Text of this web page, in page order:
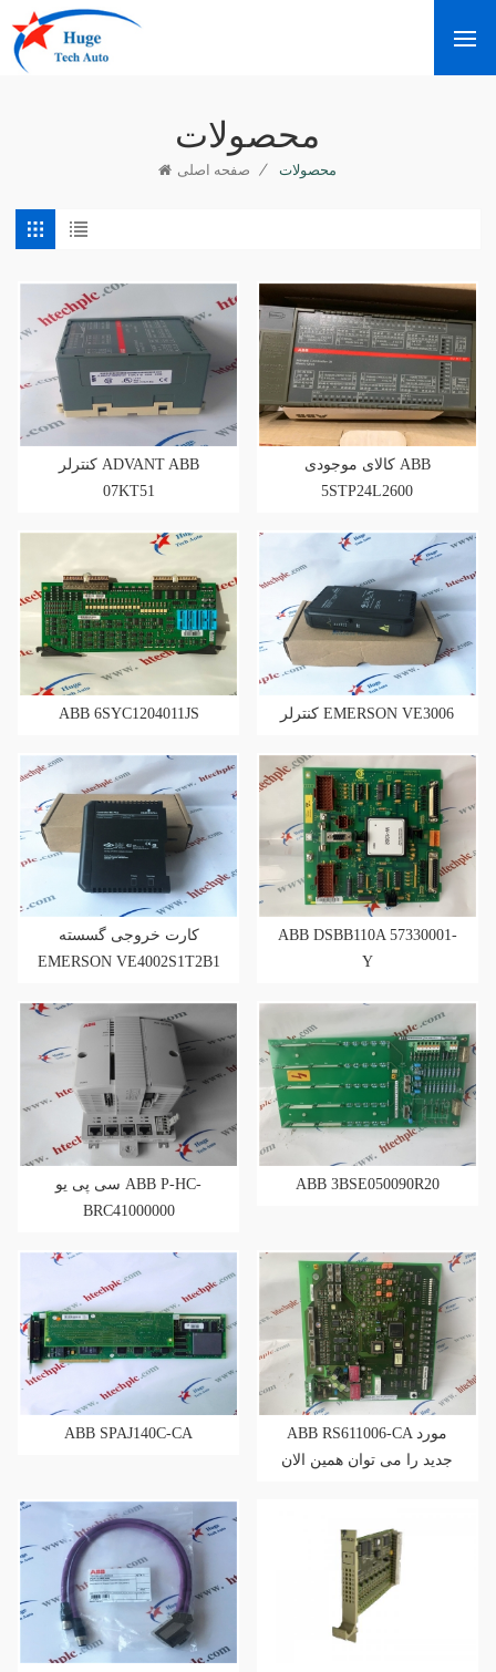
محصولات
صفحه اصلی / محصولات
کنترلر ADVANT ABB
07KT51
کالای موجودی ABB
5STP24L2600
ABB 6SYC1204011JS کنترلر EMERSON VE3006
کارت خروجی گسسته
EMERSON VE4002S1T2B1
ABB DSBB110A 57330001-
Y
سی پی یو ABB P-HC-
BRC41000000
ABB 3BSE050090R20
ABB SPAJ140C-CA
ABB RS611006-CA مورد
جدید را می توان همین الان